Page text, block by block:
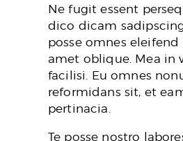
Ne fugit essent
dico dicam
posse omnes eleifend
amet oblique. Mea in
facilisi. Eu omnes
reformidans sit, et
pertinacia.
Te posse nostro